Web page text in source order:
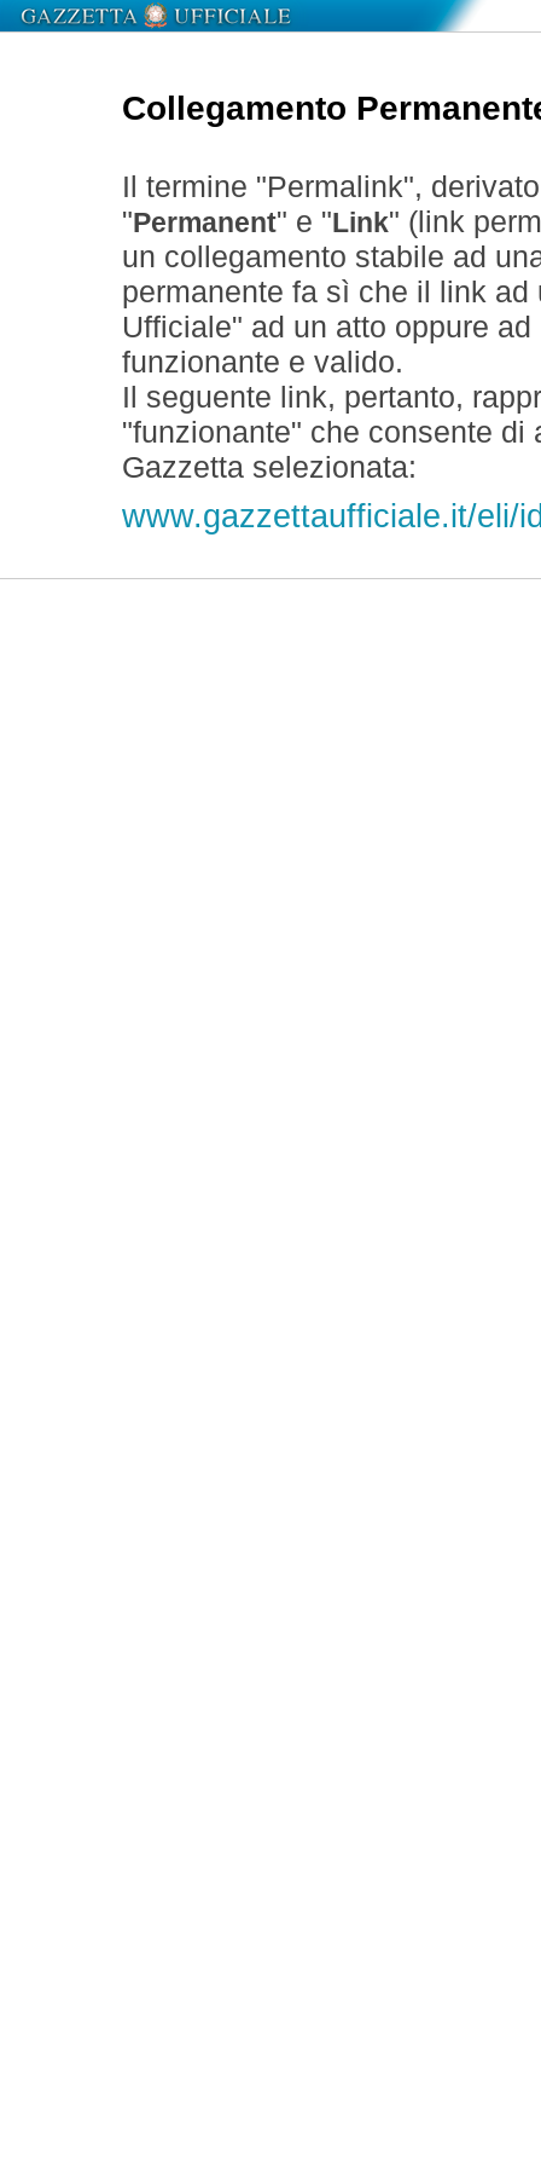
Collegamento
Il termine "Permalink",
" Permanent" e " Link" (link
un collegamento stabile ad
permanente fa sì che il link
Ufficiale" ad un atto oppure
funzionante e valido.
Il seguente link, pertanto,
"funzionante" che consente
Gazzetta selezionata:
www.gazzettaufficiale.it/eli/